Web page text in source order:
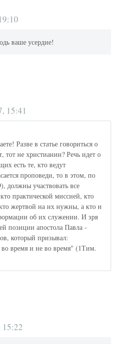
ваше усердие!
15:41
Разве в статье говориться о
тот не христианин? Речь идет о
есть те, кто ведут
проповеди, то в этом, по
должны участвовать все
практической миссией, кто
жертвой на их нужны, а кто и
об их служении. И зря
позиции апостола Павла -
который призывал:
время и не во время" (1Тим.
15:22